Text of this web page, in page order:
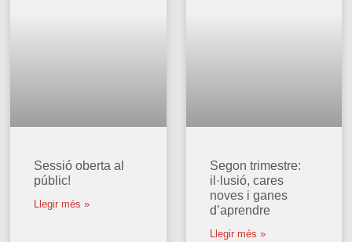
Sessió oberta al
públic!
Llegir més »
Segon trimestre:
il·lusió, cares
noves i ganes
d’aprendre
Llegir més »